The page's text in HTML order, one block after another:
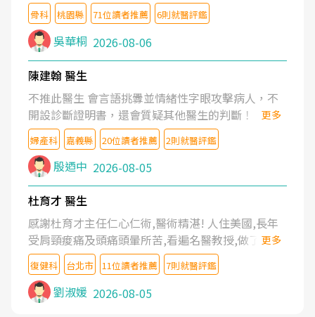
骨科 桃園縣 71位讀者推薦 6則就醫評鑑
吳華桐 2026-08-06
陳建翰 醫生
不推此醫生 會言語挑釁並情緒性字眼攻擊病人，不
開設診斷證明書，還會質疑其他醫生的判斷！
更多
婦產科 嘉義縣 20位讀者推薦 2則就醫評鑑
殷迺中 2026-08-05
杜育才 醫生
感謝杜育才主任仁心仁術,醫術精湛! 人住美國,長年
受肩頸痠痛及頭痛頭暈所苦,看遍名醫教授,做了各種
檢查,也嘗試過西醫打針,中醫針灸及物理徒手治療都
沒有用,後來連吃到嗎啡類止痛藥都效果有限,只是壓
症狀,沒多久就痛起來,多年失眠嚴重影響生活品質.
台灣親友介紹忠孝醫院杜育才主任是頸頭症候群專
更多
復健科 台北市 11位讀者推薦 7則就醫評鑑
劉淑媛 2026-08-05